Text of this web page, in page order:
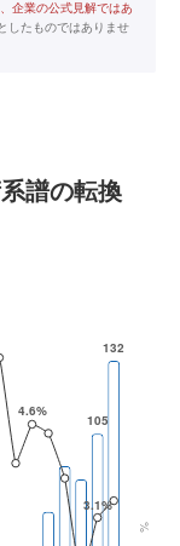
企業の公式見解ではあ
したものではありませ
譜の転換